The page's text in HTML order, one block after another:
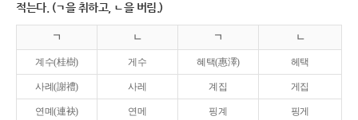
적는다. (ㄱ을 취하고, ㄴ을 버림.)
ㄱ ㄴ ㄱ ㄴ
계수(桂樹) 게수 혜택(惠澤) 헤택
사례(謝禮) 사레 계집 게집
연몌(連袂) 연메 핑계 핑게